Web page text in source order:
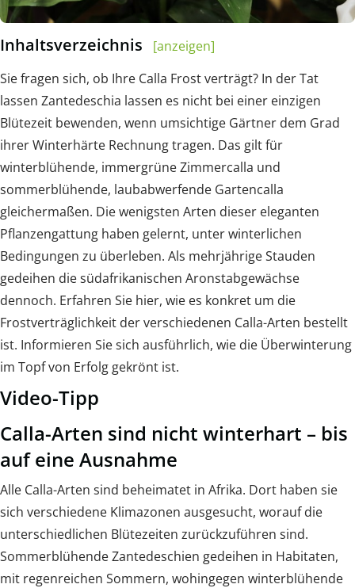
Inhaltsverzeichnis
[anzeigen]
Sie fragen sich, ob Ihre Calla Frost verträgt? In der Tat
lassen Zantedeschia lassen es nicht bei einer einzigen
Blütezeit bewenden, wenn umsichtige Gärtner dem Grad
ihrer Winterhärte Rechnung tragen. Das gilt für
winterblühende, immergrüne Zimmercalla und
sommerblühende, laubabwerfende Gartencalla
gleichermaßen. Die wenigsten Arten dieser eleganten
Pflanzengattung haben gelernt, unter winterlichen
Bedingungen zu überleben. Als mehrjährige Stauden
gedeihen die südafrikanischen Aronstabgewächse
dennoch. Erfahren Sie hier, wie es konkret um die
Frostverträglichkeit der verschiedenen Calla-Arten bestellt
ist. Informieren Sie sich ausführlich, wie die Überwinterung
im Topf von Erfolg gekrönt ist.
Video-Tipp
Calla-Arten sind nicht winterhart – bis
auf eine Ausnahme
Alle Calla-Arten sind beheimatet in Afrika. Dort haben sie
sich verschiedene Klimazonen ausgesucht, worauf die
unterschiedlichen Blütezeiten zurückzuführen sind.
Sommerblühende Zantedeschien gedeihen in Habitaten,
mit regenreichen Sommern, wohingegen winterblühende